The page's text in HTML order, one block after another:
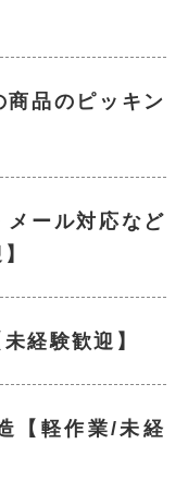
商品のピッキン
メール対応など
経験歓迎】
【軽作業/未経